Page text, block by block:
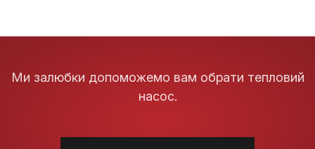
Ми залюбки допоможемо вам обрати тепловий
насос.